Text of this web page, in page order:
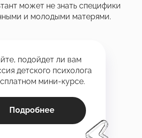
может не знать специфики
и молодыми матерями.
подойдет ли вам
детского психолога
мини-курсе.
Подробнее